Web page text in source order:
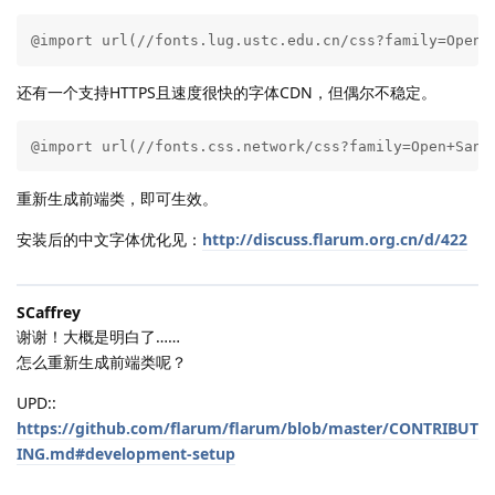
@import url(//fonts.lug.ustc.edu.cn/
还有一个支持HTTPS且速度很快的字体CDN，但偶尔不稳定。
@import url(//fonts.css.network/
重新生成前端类，即可生效。
安装后的中文字体优化见： http://discuss.flarum.org.cn/d/422
SCaffrey
谢谢！大概是明白了……
怎么重新生成前端类呢？
UPD::
https://github.com/flarum/flarum/blob/master/CONTRIBUT
ING.md#development-setup